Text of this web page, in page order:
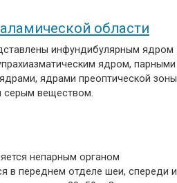
области
инфундибулярным ядром
ядром, парными
ядрами преоптической зоны
серым веществом.
непарным органом
в переднем отделе шеи, спереди и